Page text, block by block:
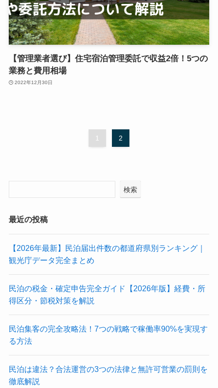
【管理業者選び】住宅宿泊管理委託で収益2倍！5つの
業務と費用相場
2022年12月30日
1 2
検索
最近の投稿
【2026年最新】民泊届出件数の都道府県別ランキング｜
観光庁データ完全まとめ
民泊の税金・確定申告完全ガイド【2026年版】経費・所
得区分・節税対策を解説
民泊集客の完全攻略法！7つの戦略で稼働率90%を実現す
る方法
民泊は違法？合法運営の3つの法律と無許可営業の罰則を
徹底解説